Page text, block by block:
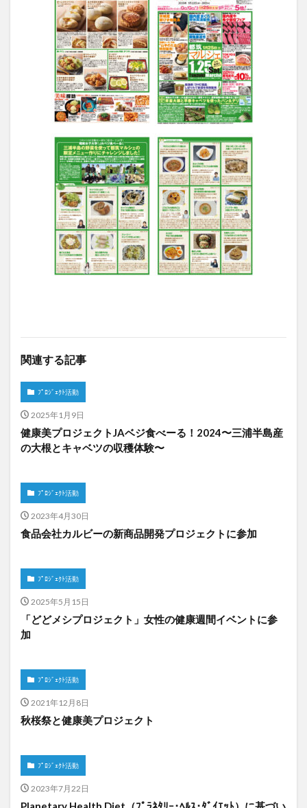
関連する記事
ﾌﾟﾛｼﾞｪｸﾄ活動
2025年1月9日
健康美プロジェクトJAベジ食べーる！2024〜三浦半島産
の大根とキャベツの収穫体験〜
ﾌﾟﾛｼﾞｪｸﾄ活動
2023年4月30日
食品会社カルビーの新商品開発プロジェクトに参加
ﾌﾟﾛｼﾞｪｸﾄ活動
2025年5月15日
「どどメシプロジェクト」女性の健康週間イベントに参
加
ﾌﾟﾛｼﾞｪｸﾄ活動
2021年12月8日
秋桜祭と健康美プロジェクト
ﾌﾟﾛｼﾞｪｸﾄ活動
2023年7月22日